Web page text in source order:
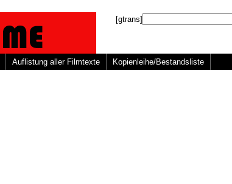
[gtrans]
Auflistung aller Filmtexte Kopienleihe/Bestandsliste